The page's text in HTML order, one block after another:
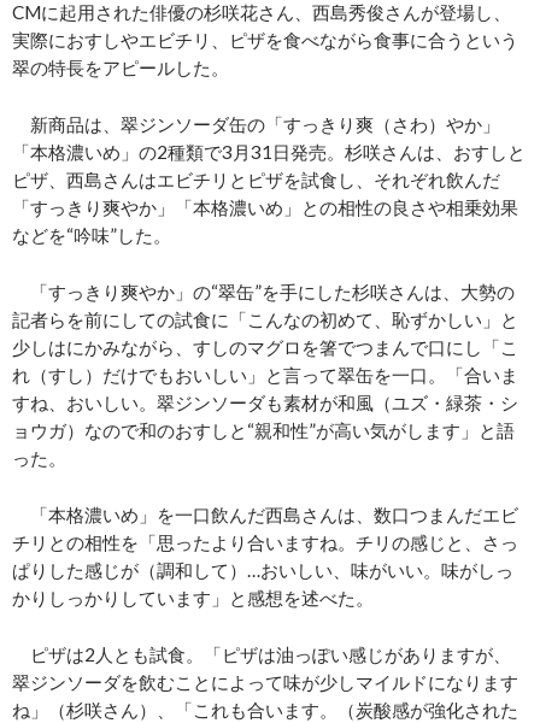
CMに起用された俳優の杉咲花さん、西島秀俊さんが登場し、
実際におすしやエビチリ、ピザを食べながら食事に合うという
翠の特長をアピールした。
新商品は、翠ジンソーダ缶の「すっきり爽（さわ）やか」
「本格濃いめ」の2種類で3月31日発売。杉咲さんは、おすしと
ピザ、西島さんはエビチリとピザを試食し、それぞれ飲んだ
「すっきり爽やか」「本格濃いめ」との相性の良さや相乗効果
などを“吟味”した。
「すっきり爽やか」の“翠缶”を手にした杉咲さんは、大勢の
記者らを前にしての試食に「こんなの初めて、恥ずかしい」と
少しはにかみながら、すしのマグロを箸でつまんで口にし「こ
れ（すし）だけでもおいしい」と言って翠缶を一口。「合いま
すね、おいしい。翠ジンソーダも素材が和風（ユズ・緑茶・シ
ョウガ）なので和のおすしと“親和性”が高い気がします」と語
った。
「本格濃いめ」を一口飲んだ西島さんは、数口つまんだエビ
チリとの相性を「思ったより合いますね。チリの感じと、さっ
ぱりした感じが（調和して）…おいしい、味がいい。味がしっ
かりしっかりしています」と感想を述べた。
ピザは2人とも試食。「ピザは油っぽい感じがありますが、
翠ジンソーダを飲むことによって味が少しマイルドになります
ね」（杉咲さん）、「これも合います。（炭酸感が強化された